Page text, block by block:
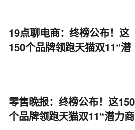
19点聊电商：终榜公布！这
150个品牌领跑天猫双11“潜
零售晚报：终榜公布！这150
个品牌领跑天猫双11“潜力商